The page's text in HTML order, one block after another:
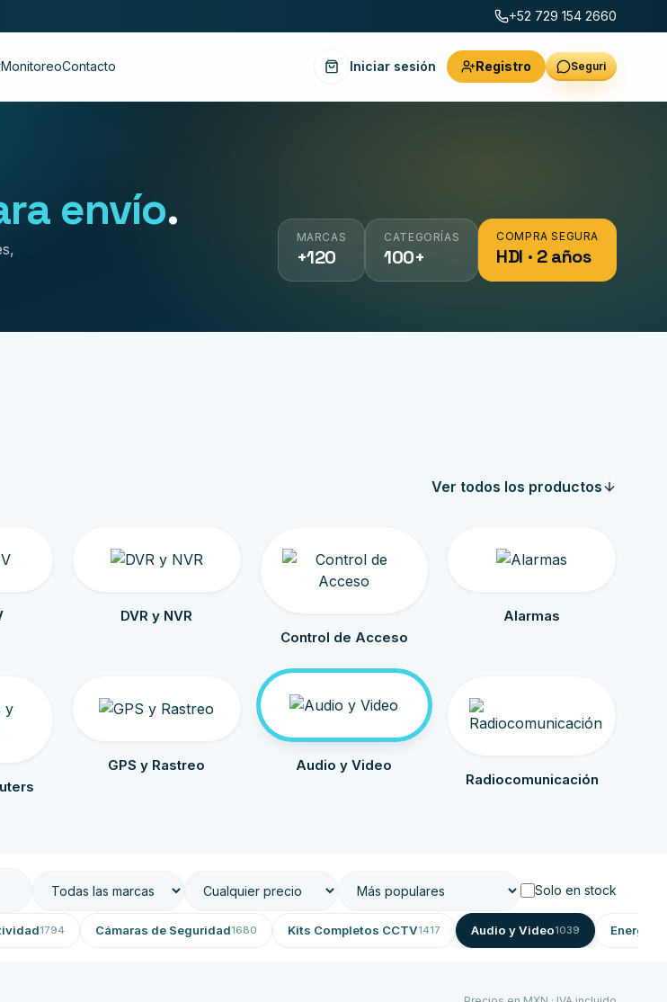
+52 729 154 2660
MonitoreoContacto Iniciar sesión Registro Seguri
envío.
MARCAS
+120
CATEGORÍAS
100+
COMPRA SEGURA
HDI · 2 años
Ver todos los productos
DVR y NVR
Control de Acceso
Alarmas
GPS y Rastreo
Audio y Video
Radiocomunicación
Solo en stock
1794 Cámaras de Seguridad1680 Kits Completos CCTV1417 Audio y Video1039 Energía